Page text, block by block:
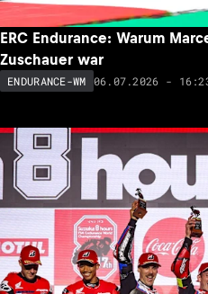
ERC Endurance: Warum
Zuschauer war
ENDURANCE-WM 06.07.2026 -